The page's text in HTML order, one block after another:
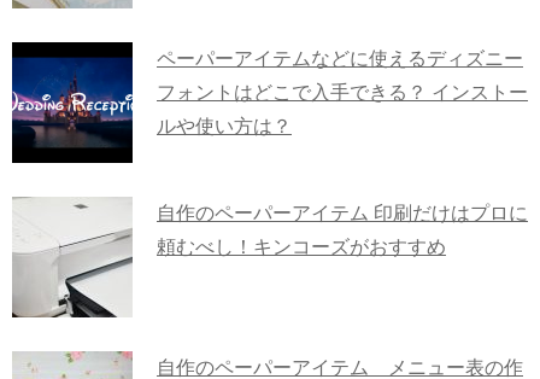
ペーパーアイテムなどに使えるディズニー
フォントはどこで入手できる？ インストー
ルや使い方は？
自作のペーパーアイテム 印刷だけはプロに
頼むべし！キンコーズがおすすめ
自作のペーパーアイテム メニュー表の作